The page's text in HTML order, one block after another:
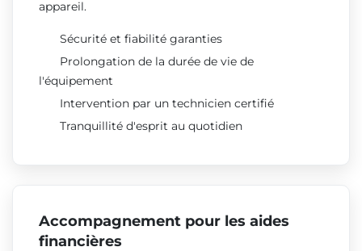
appareil.
Sécurité et fiabilité garanties
Prolongation de la durée de vie de
l'équipement
Intervention par un technicien certifié
Tranquillité d'esprit au quotidien
Accompagnement pour les aides
financières